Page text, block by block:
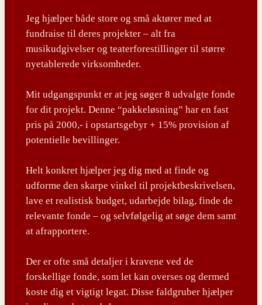
Jeg hjælper både store og små aktører med at
fundraise til deres projekter – alt fra
musikudgivelser og teaterforestillinger til større
nyetablerede virksomheder.
Mit udgangspunkt er at jeg søger 8 udvalgte fonde
for dit projekt. Denne “pakkeløsning” har en fast
pris på 2000,- i opstartsgebyr + 15% provision af
potentielle bevillinger.
Helt konkret hjælper jeg dig med at finde og
udforme den skarpe vinkel til projektbeskrivelsen,
lave et realistisk budget, udarbejde bilag, finde de
relevante fonde – og selvfølgelig at søge dem samt
at afrapportere.
Der er ofte små detaljer i kravene ved de
forskellige fonde, som let kan overses og dermed
koste dig et vigtigt legat. Disse faldgruber hjælper